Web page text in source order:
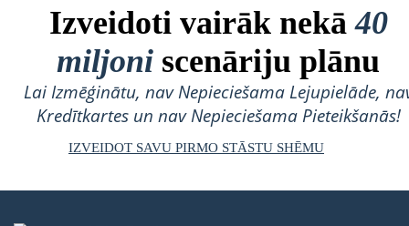
Izveidoti vairāk nekā40
miljoni scenāriju plānu
Lai Izmēģinātu, nav Nepieciešama Lejupielāde,
Kredītkartes un nav Nepieciešama Pieteikšanās!
IZVEIDOT SAVU PIRMO STĀSTU SHĒMU